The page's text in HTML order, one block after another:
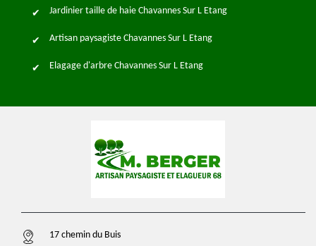
Jardinier taille de haie Chavannes Sur L Etang
Artisan paysagiste Chavannes Sur L Etang
Elagage d'arbre Chavannes Sur L Etang
17 chemin du Buis